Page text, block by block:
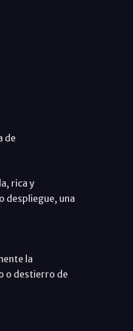
de
rica y
despliegue, una
la
o destierro de